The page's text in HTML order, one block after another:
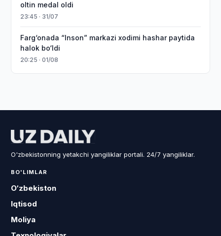
oltin medal oldi
23:45 · 31/07
Farg‘onada “Inson” markazi xodimi hashar paytida
halok bo‘ldi
20:25 · 01/08
O'zbekistonning yetakchi yangiliklar portali. 24/7 yangiliklar.
BO'LIMLAR
O‘zbekiston
Iqtisod
Moliya